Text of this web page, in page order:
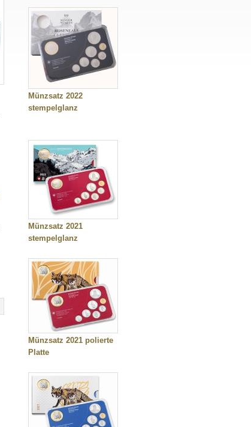
Münzsatz 2022
stempelglanz
Münzsatz 2021
stempelglanz
Münzsatz 2021 polierte
Platte